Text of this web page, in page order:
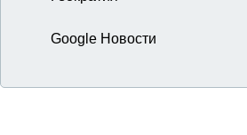
Google Новости